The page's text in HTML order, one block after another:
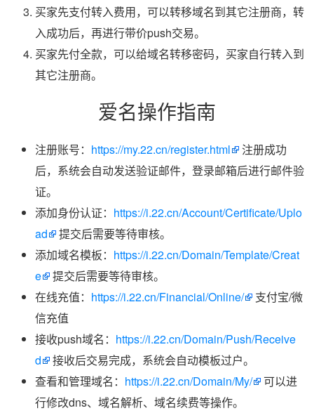
买家先支付转入费用，可以转移域名到其它注册商，转
入成功后，再进行带价push交易。
买家先付全款，可以给域名转移密码，买家自行转入到
其它注册商。
爱名操作指南
注册账号： https://my.22.cn/register.html
注册成功
后，系统会自动发送验证邮件，登录邮箱后进行邮件验
证。
添加身份认证： https://i.22.cn/Account/Certificate/Uplo
ad
提交后需要等待审核。
添加域名模板： https://i.22.cn/Domain/Template/Creat
e
提交后需要等待审核。
在线充值： https://i.22.cn/Financial/Online/
支付宝/微
信充值
接收push域名： https://i.22.cn/Domain/Push/Receive
d
接收后交易完成，系统会自动模板过户。
查看和管理域名： https://i.22.cn/Domain/My/
可以进
行修改dns、域名解析、域名续费等操作。